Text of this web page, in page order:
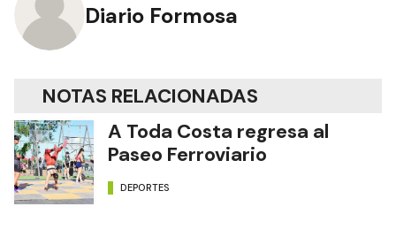
Diario Formosa
NOTAS RELACIONADAS
A Toda Costa regresa al
Paseo Ferroviario
DEPORTES